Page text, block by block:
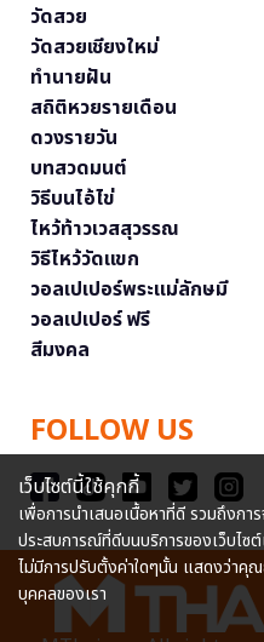
วัดสวย
วัดสวยเชียงใหม่
ทำนายฝัน
สถิติหวยรายเดือน
ดวงรายวัน
บทสวดมนต์
วิธีบนไอ้ไข่
ไหว้ท้าวเวสสุวรรณ
วิธีไหว้วัดแขก
วอลเปเปอร์พระแม่ลักษมี
วอลเปเปอร์ ฟรี
สีมงคล
FOLLOW US
เว็บไซต์นี้ใช้คุกกี้
เพื่อการนำเสนอเนื้อหาที่ดี รวมถึงก
ประสบการณ์ที่ดีบนบริการของเว็บไซ
ไม่มีการปรับตั้งค่าใดๆนั้น แสดงว่าคุ
บุคคลของเรา